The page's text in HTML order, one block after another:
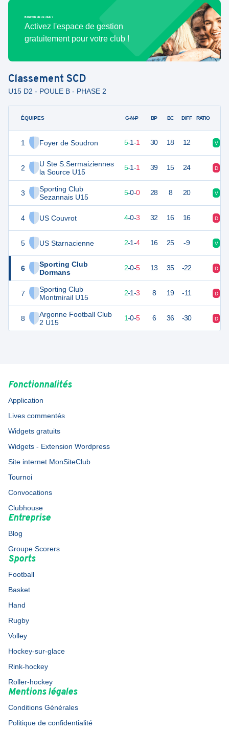
Bénévole de ce club ?
Activez l'espace de gestion
gratuitement pour votre club !
Classement SCD
U15 D2 - POULE B - PHASE 2
ÉQUIPES
1 Foyer de Soudron
2
U Ste S.Sermaiziennes
la Source U15
3
Sporting Club
Sezannais U15
4 US Couvrot
5 US Starnacienne
6
Sporting Club
Dormans
7
Sporting Club
Montmirail U15
8
Argonne Football Club
2 U15
G-N-P BP BC DIFF RATIO
16 5-1-1 30 18 12 V
16 7 5-1-1 39 15 24 D
5-0-0 28 8 20 V
4-0-3 32 16 16 D
7 2-1-4 16 25 -9 V
2-0-5 13 35 -22 D
2-1-3 8 19 -11 D
2 7 1-0-5 6 36 -30 D
Fonctionnalités
Application
Lives commentés
Widgets gratuits
Widgets - Extension Wordpress
Site internet MonSiteClub
Tournoi
Convocations
Clubhouse
Entreprise
Blog
Groupe Scorers
Sports
Football
Basket
Hand
Rugby
Volley
Hockey-sur-glace
Rink-hockey
Roller-hockey
Mentions légales
Conditions Générales
Politique de confidentialité